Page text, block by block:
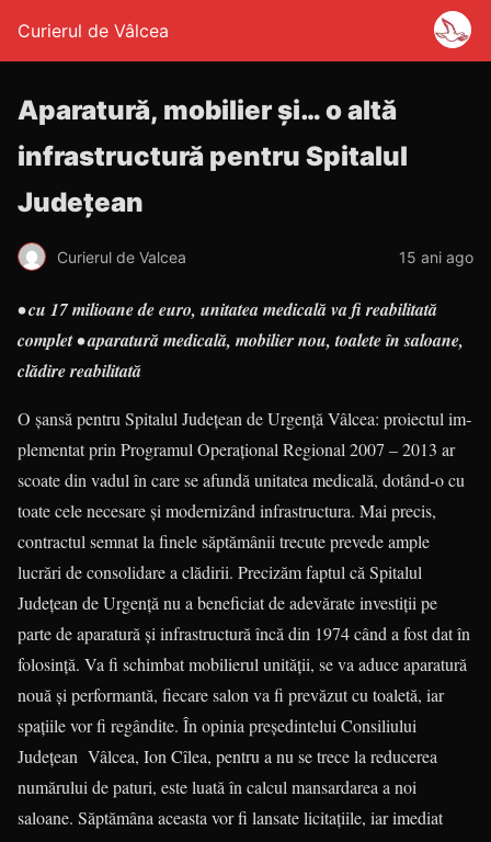
Curierul de Vâlcea
Aparatură, mobilier și… o altă
infrastructură pentru Spitalul
Județean
Curierul de Valcea 15 ani ago
• cu 17 milioane de euro, unitatea medicală va fi reabilitată
complet • aparatură medicală, mobilier nou, toalete în saloane,
clădire reabilitată
O șansă pentru Spitalul Jude­țean de Urgență Vâlcea: proiectul im­
plementat prin Programul Ope­ra­țional Regional 2007 – 2013 ar
scoa­te din vadul în care se afundă unitatea medicală, dotând-o cu
toa­te cele necesare și modernizând infrastructura. Mai precis,
contrac­tul semnat la finele săptămânii trecute pre­vede ample
lucrări de conso­li­dare a clădirii. Precizăm faptul că Spi­talul
Județean de Urgență nu a beneficiat de adevă­rate investiții pe
parte de aparatură și infrastructură încă din 1974 când a fost dat în
fo­lo­sință. Va fi schim­bat mobilierul unității, se va aduce aparatură
nouă și performantă, fiecare salon va fi prevăzut cu toaletă, iar
spațiile vor fi regândite. În opinia președintelui Consiliului
Județean Vâlcea, Ion Cîlea, pentru a nu se trece la reducerea
numă­rului de paturi, este luată în calcul mansardarea a noi
saloane. Săptă­mâ­na aceasta vor fi lansate licita­țiile, iar imediat